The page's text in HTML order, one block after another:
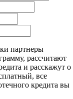
партнеры
рассчитают
и расскажут о
все
кредита вы